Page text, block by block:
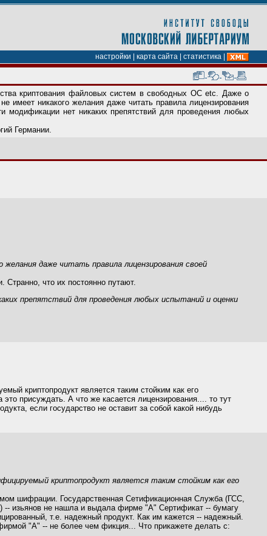
настройки карта сайта статистика
криптования файловых систем в свободных ОС etc. Даже о
имеет никакого желания даже читать правила лицензирования
модификации нет никаких препятствий для проведения любых
Германии.
даже читать правила лицензирования своей
что их постоянно путают.
препятствий для проведения любых испытаний и оценки
криптопродукт является таким стойким как его
присуждать. А что же касается лицензирования.... то тут
если государство не оставит за собой какой нибудь
криптопродукт является таким стойким как его
шифрации. Государственная Сетификационная Служба (ГСС,
-- изьянов не нашла и выдала фирме "A" Сертификат -- бумагу
т.е. надежный продукт. Как им кажется -- надежный.
"A" -- не более чем фикция... Что прикажете делать с: